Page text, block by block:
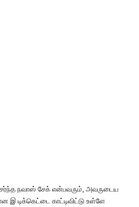
நவாஸ் சேக் என்பவரும், அவருடைய
டிக்கெட்டை காட்டிவிட்டு உள்ளே